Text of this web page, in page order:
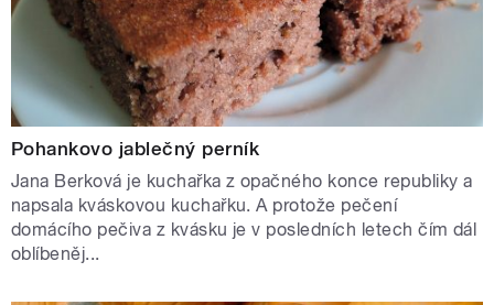
Pohankovo jablečný perník
Jana Berková je kuchařka z opačného konce republiky a
napsala kváskovou kuchařku. A protože pečení
domácího pečiva z kvásku je v posledních letech čím dál
oblíbeněj...